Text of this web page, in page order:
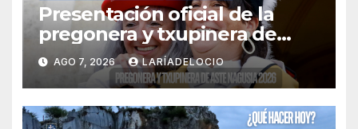
Presentación oficial de la
pregonera y txupinera de
Aste Nagusia 2026
AGO 7, 2026 LARÍADELOCIO